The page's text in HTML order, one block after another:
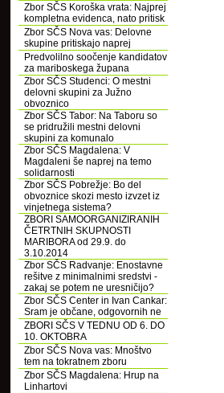
Zbor SČS Koroška vrata: Najprej
kompletna evidenca, nato pritisk
Zbor SČS Nova vas: Delovne
skupine pritiskajo naprej
Predvolilno soočenje kandidatov
za mariboskega župana
Zbor SČS Studenci: O mestni
delovni skupini za Južno
obvoznico
Zbor SČS Tabor: Na Taboru so
se pridružili mestni delovni
skupini za komunalo
Zbor SČS Magdalena: V
Magdaleni še naprej na temo
solidarnosti
Zbor SČS Pobrežje: Bo del
obvoznice skozi mesto izvzet iz
vinjetnega sistema?
ZBORI SAMOORGANIZIRANIH
ČETRTNIH SKUPNOSTI
MARIBORA od 29.9. do
3.10.2014
Zbor SČS Radvanje: Enostavne
rešitve z minimalnimi sredstvi -
zakaj se potem ne uresničijo?
Zbor SČS Center in Ivan Cankar:
Sram je občane, odgovornih ne
ZBORI SČS V TEDNU OD 6. DO
10. OKTOBRA
Zbor SČS Nova vas: Mnoštvo
tem na tokratnem zboru
Zbor SČS Magdalena: Hrup na
Linhartovi